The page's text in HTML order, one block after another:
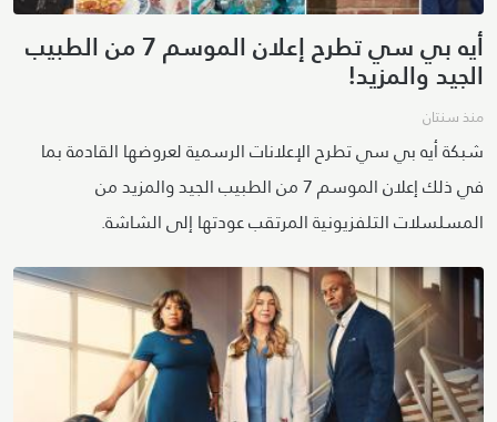
أيه بي سي تطرح إعلان الموسم 7 من الطبيب
الجيد والمزيد!
منذ سنتان
شبكة أيه بي سي تطرح الإعلانات الرسمية لعروضها القادمة بما
في ذلك إعلان الموسم 7 من الطبيب الجيد والمزيد من
المسلسلات التلفزيونية المرتقب عودتها إلى الشاشة.